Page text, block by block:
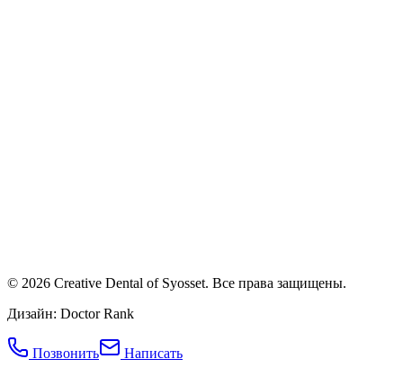
© 2026 Creative Dental of Syosset. Все права защищены.
Дизайн: Doctor Rank
Позвонить Написать